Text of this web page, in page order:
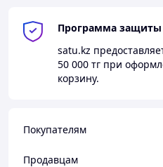
Программа защиты
satu.kz
50 000 тг при
корзину.
Покупателям
Продавцам